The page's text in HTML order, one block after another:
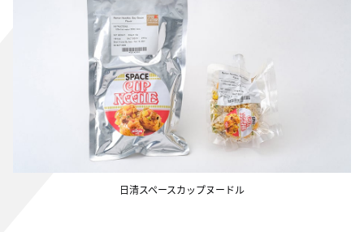
日清スペースカップヌードル